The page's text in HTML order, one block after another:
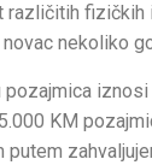
različitih fizičkih
nekoliko
pozajmica
KM
putem